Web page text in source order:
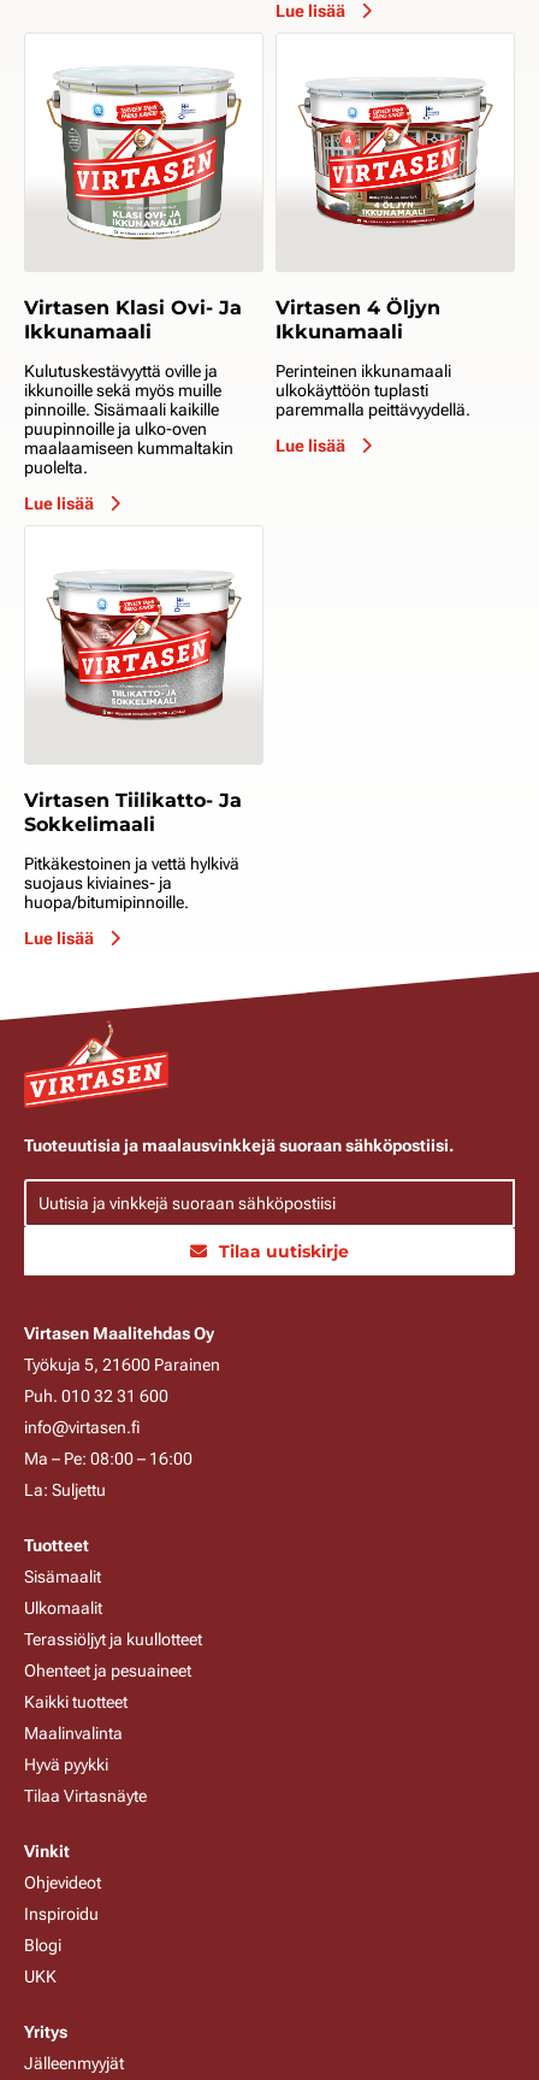
Lue lisää
Virtasen Klasi Ovi- Ja
Ikkunamaali
Kulutuskestävyyttä oville ja
ikkunoille sekä myös muille
pinnoille. Sisämaali kaikille
puupinnoille ja ulko-oven
maalaamiseen kummaltakin
puolelta.
Lue lisää
Virtasen 4 Öljyn
Ikkunamaali
Perinteinen ikkunamaali
ulkokäyttöön tuplasti
paremmalla peittävyydellä.
Lue lisää
Virtasen Tiilikatto- Ja
Sokkelimaali
Pitkäkestoinen ja vettä hylkivä
suojaus kiviaines- ja
huopa/bitumipinnoille.
Lue lisää
Tuoteuutisia ja maalausvinkkejä suoraan sähköpostiisi.
Tilaa uutiskirje
Virtasen Maalitehdas Oy
Työkuja 5, 21600 Parainen
Puh. 010 32 31 600
info@virtasen.fi
Ma – Pe: 08:00 – 16:00
La: Suljettu
Tuotteet
Sisämaalit
Ulkomaalit
Terassiöljyt ja kuullotteet
Ohenteet ja pesuaineet
Kaikki tuotteet
Maalinvalinta
Hyvä pyykki
Tilaa Virtasnäyte
Vinkit
Ohjevideot
Inspiroidu
Blogi
UKK
Yritys
Jälleenmyyjät